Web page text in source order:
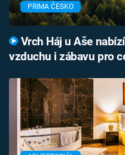
PRIMA ČESKO
Vrch Háj u Aše
vzduchu i zábavu pro